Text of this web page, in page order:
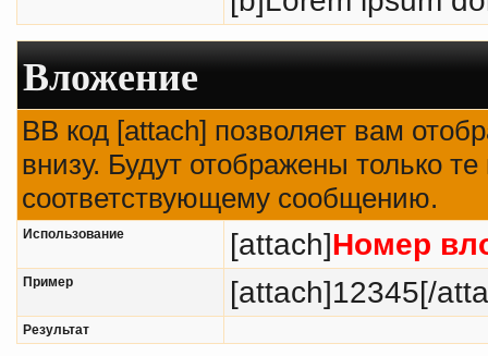
Вложение
BB код [attach] позволяет вам
внизу. Будут отображены только
соответствующему сообщению.
Использование [attach]Номер
Пример [attach]12345[/
Результат